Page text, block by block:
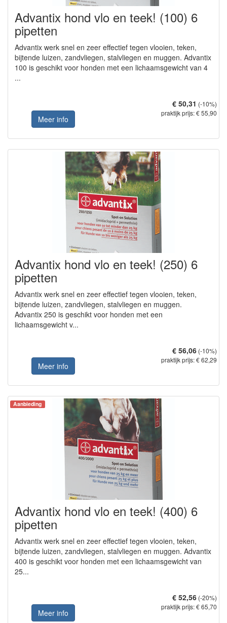
Advantix hond vlo en teek! (100) 6
pipetten
Advantix werk snel en zeer effectief tegen vlooien, teken,
bijtende luizen, zandvliegen, stalvliegen en muggen. Advantix
100 is geschikt voor honden met een lichaamsgewicht van 4
...
Meer info
€ 50,31 (-10%)
praktijk prijs: € 55,90
Advantix hond vlo en teek! (250) 6
pipetten
Advantix werk snel en zeer effectief tegen vlooien, teken,
bijtende luizen, zandvliegen, stalvliegen en muggen.
Advantix 250 is geschikt voor honden met een
lichaamsgewicht v...
Meer info
€ 56,06 (-10%)
praktijk prijs: € 62,29
Aanbieding
Advantix hond vlo en teek! (400) 6
pipetten
Advantix werk snel en zeer effectief tegen vlooien, teken,
bijtende luizen, zandvliegen, stalvliegen en muggen. Advantix
400 is geschikt voor honden met een lichaamsgewicht van
25...
Meer info
€ 52,56 (-20%)
praktijk prijs: € 65,70